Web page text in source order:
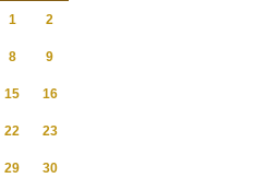
1 2
8 9
15 16
22 23
29 30